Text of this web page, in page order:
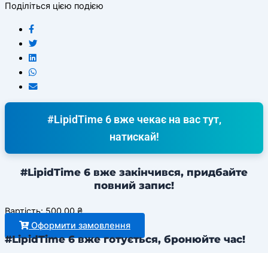
Поділіться цією подією
#LipidTime 6 вже чекає на вас тут,
натискай!
#LipidTime 6 вже закінчився, придбайте
повний запис!
Вартість: 500,00₴
Оформити замовлення
#LipidTime 6 вже готується, бронюйте час!